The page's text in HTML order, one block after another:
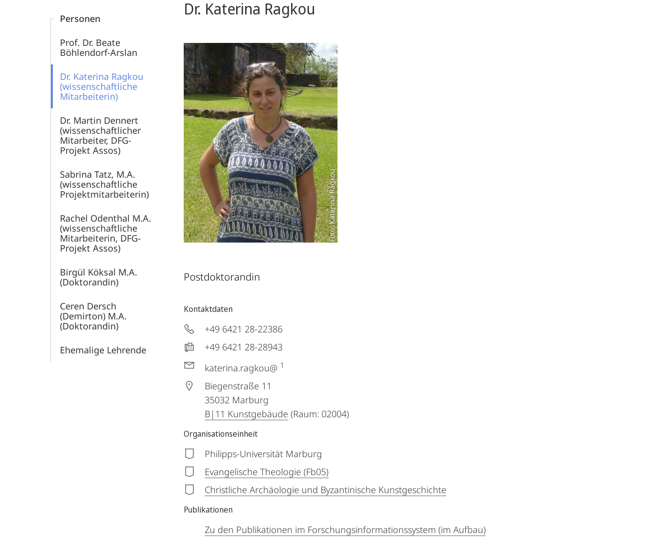
Personen
Prof. Dr. Beate
Böhlendorf-Arslan
Dr. Katerina Ragkou
(wissenschaftliche
Mitarbeiterin)
Dr. Martin Dennert
(wissenschaftlicher
Mitarbeiter, DFG-
Projekt Assos)
Sabrina Tatz, M.A.
(wissenschaftliche
Projektmitarbeiterin)
Rachel Odenthal M.A.
(wissenschaftliche
Mitarbeiterin, DFG-
Projekt Assos)
Birgül Köksal M.A.
(Doktorandin)
Ceren Dersch
(Demirton) M.A.
(Doktorandin)
Ehemalige Lehrende
Dr. Katerina Ragkou
Foto: Katerina Ragkou
Postdoktorandin
Kontaktdaten
+49 6421 28-22386
+49 6421 28-28943
katerina.ragkou@ 1
Biegenstraße 11
35032 Marburg
B|11 Kunstgebäude (Raum: 02004)
Organisationseinheit
Philipps-Universität Marburg
Evangelische Theologie (Fb05)
Christliche Archäologie und Byzantinische Kunstgeschichte
Publikationen
Zu den Publikationen im Forschungsinformationssystem (im Aufbau)